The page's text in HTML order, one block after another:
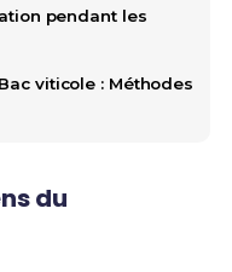
pendant les
viticole : Méthodes
du